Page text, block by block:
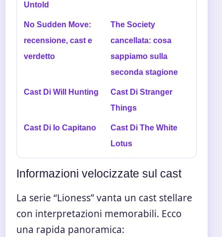
Untold
No Sudden Move:
recensione, cast e
verdetto
The Society
cancellata: cosa
sappiamo sulla
seconda stagione
Cast Di Will Hunting
Cast Di Stranger
Things
Cast Di Io Capitano
Cast Di The White
Lotus
Informazioni velocizzate sul cast
La serie “Lioness” vanta un cast stellare
con interpretazioni memorabili. Ecco
una rapida panoramica: